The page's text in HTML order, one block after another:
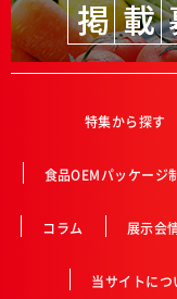
特集から探す
食品OEMパッケージ
コラム 展示会
当サイトにつ